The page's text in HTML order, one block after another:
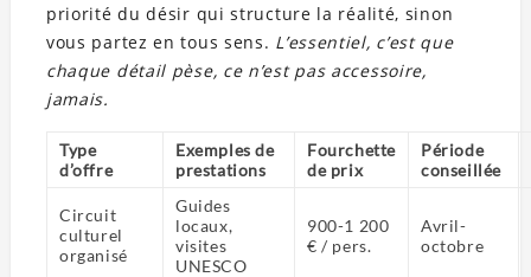
priorité du désir qui structure la réalité, sinon
vous partez en tous sens. L’essentiel, c’est que
chaque détail pèse, ce n’est pas accessoire,
jamais.
Type
d’offre
Exemples de
prestations
Fourchette
de prix
Période
conseillée
Circuit
culturel
organisé
Guides
locaux,
visites
UNESCO
900-1 200
€ / pers.
Avril-
octobre